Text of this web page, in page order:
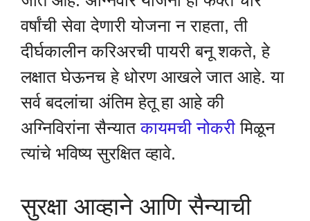
वर्षांची सेवा देणारी योजना न राहता, ती
दीर्घकालीन करिअरची पायरी बनू शकते, हे
लक्षात घेऊनच हे धोरण आखले जात आहे. या
सर्व बदलांचा अंतिम हेतू हा आहे की
अग्निविरांना सैन्यातकायमची नोकरी मिळून
त्यांचे भविष्य सुरक्षित व्हावे.
सुरक्षा आव्हाने आणि सैन्याची